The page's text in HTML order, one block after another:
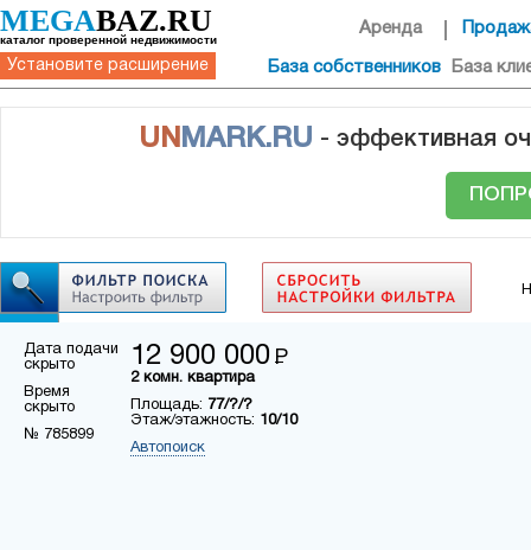
MEGABAZ.RU
каталог проверенной недвижимости
Установите расширение
Аренда
База собственников База
UN MARK.RU - эффективная
Дата подачи
скрыто
Время
скрыто
№ 785899
12 900 000 Р
2 комн. квартира
Площадь: 77/?/?
Этаж/этажность: 10/10
Автопоиск